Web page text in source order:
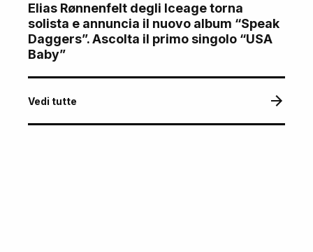
Elias Rønnenfelt degli Iceage torna
solista e annuncia il nuovo album “Speak
Daggers”. Ascolta il primo singolo “USA
Baby”
Vedi tutte